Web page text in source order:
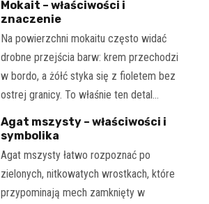
Mokait – właściwości i
znaczenie
Na powierzchni mokaitu często widać
drobne przejścia barw: krem przechodzi
w bordo, a żółć styka się z fioletem bez
ostrej granicy. To właśnie ten detal…
Agat mszysty – właściwości i
symbolika
Agat mszysty łatwo rozpoznać po
zielonych, nitkowatych wrostkach, które
przypominają mech zamknięty w